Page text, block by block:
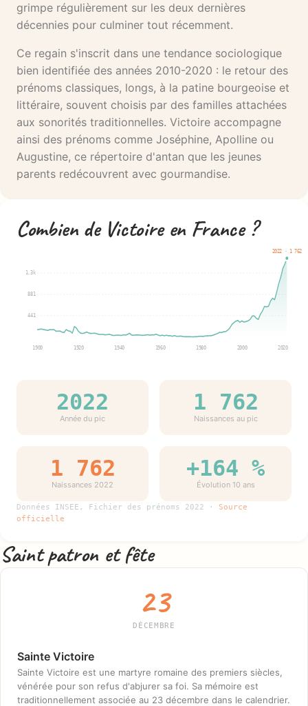
grimpe régulièrement sur les deux dernières
décennies pour culminer tout récemment.
Ce regain s'inscrit dans une tendance sociologique
bien identifiée des années 2010-2020 : le retour des
prénoms classiques, longs, à la patine bourgeoise et
littéraire, souvent choisis par des familles attachées
aux sonorités traditionnelles. Victoire accompagne
ainsi des prénoms comme Joséphine, Apolline ou
Augustine, ce répertoire d'antan que les jeunes
parents redécouvrent avec gourmandise.
Combien de Victoire en France ?
441
881
1.3k
1900 1920 1940 1960 1980 2000 2020
2022 · 1 762
2022
Année du pic
1 762
Naissances au pic
1 762
Naissances 2022
+164 %
Évolution 10 ans
Données INSEE, Fichier des prénoms 2022 · Source
officielle
Saint patron et fête
23
DÉCEMBRE
Sainte Victoire
Sainte Victoire est une martyre romaine des premiers siècles,
vénérée pour son refus d'abjurer sa foi. Sa mémoire est
traditionnellement associée au 23 décembre dans le calendrier.